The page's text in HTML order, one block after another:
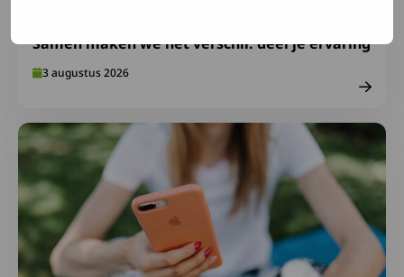
Samen maken we het verschil: deel je ervaring
3 augustus 2026
Lees meer over Ga goed voorbereid op vakantie: neem